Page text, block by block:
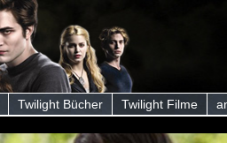
Twilight Bücher Twilight Filme